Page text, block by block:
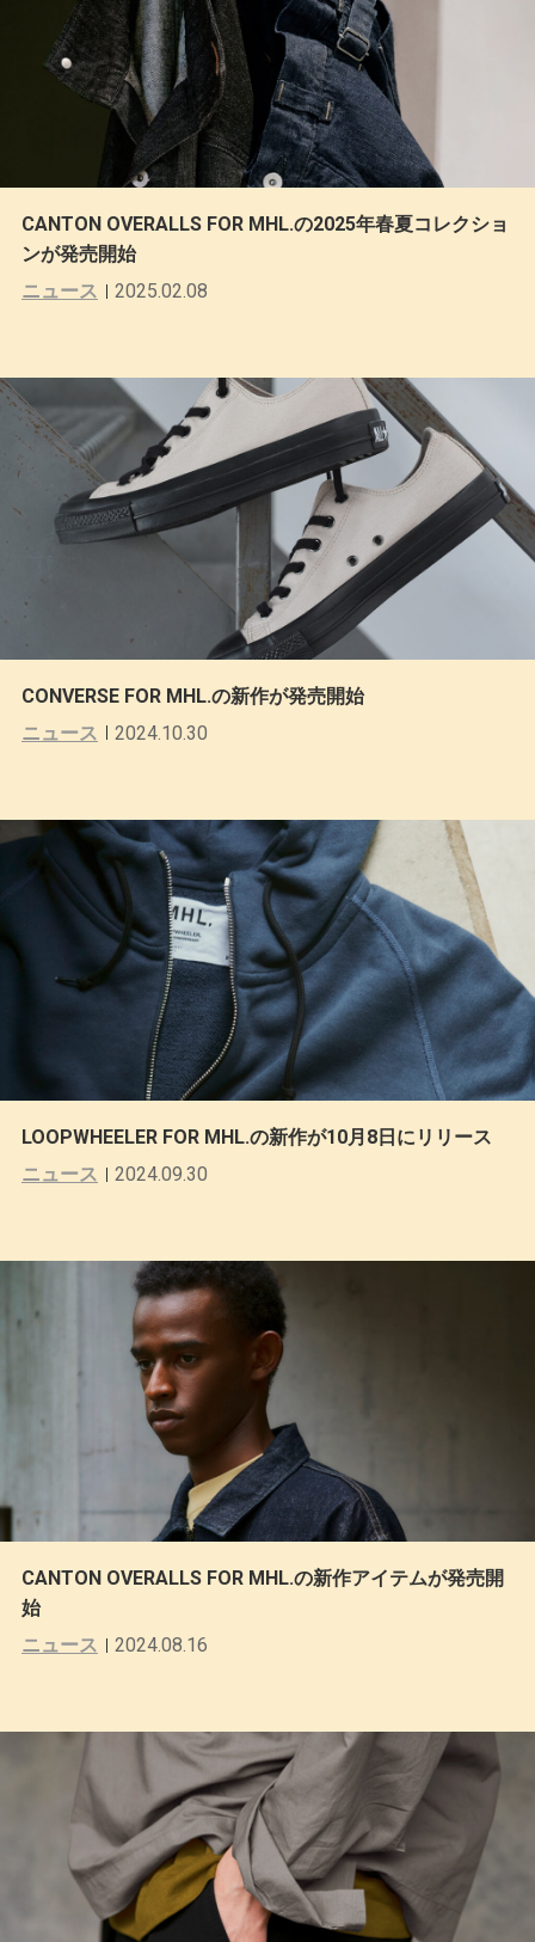
CANTON OVERALLS FOR MHL.の2025年春夏コレクショ
ンが発売開始
ニュース
2025.02.08
CONVERSE FOR MHL.の新作が発売開始
ニュース
2024.10.30
LOOPWHEELER FOR MHL.の新作が10月8日にリリース
ニュース
2024.09.30
CANTON OVERALLS FOR MHL.の新作アイテムが発売開
始
ニュース
2024.08.16